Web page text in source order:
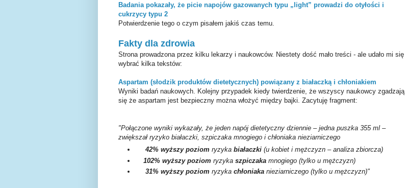
Badania pokazały, że picie napojów gazowanych typu „light” prowadzi do otyłości i
cukrzycy typu 2
Potwierdzenie tego o czym pisałem jakiś czas temu.
Fakty dla zdrowia
Strona prowadzona przez kilku lekarzy i naukowców. Niestety dość mało treści - ale udało mi się
wybrać kilka tekstów:
Aspartam (słodzik produktów dietetycznych) powiązany z białaczką i chłoniakiem
Wyniki badań naukowych. Kolejny przypadek kiedy twierdzenie, że wszyscy naukowcy zgadzają
się że aspartam jest bezpieczny można włożyć między bajki. Zacytuję fragment:
"Połączone wyniki wykazały, że jeden napój dietetyczny dziennie – jedna puszka 355 ml –
zwiększał ryzyko białaczki, szpiczaka mnogiego i chłoniaka nieziarniczego
42% wyższy poziom ryzyka białaczki (u kobiet i mężczyzn – analiza zbiorcza)
102% wyższy poziom ryzyka szpiczaka mnogiego (tylko u mężczyzn)
31% wyższy poziom ryzyka chłoniaka nieziarniczego (tylko u mężczyzn)"